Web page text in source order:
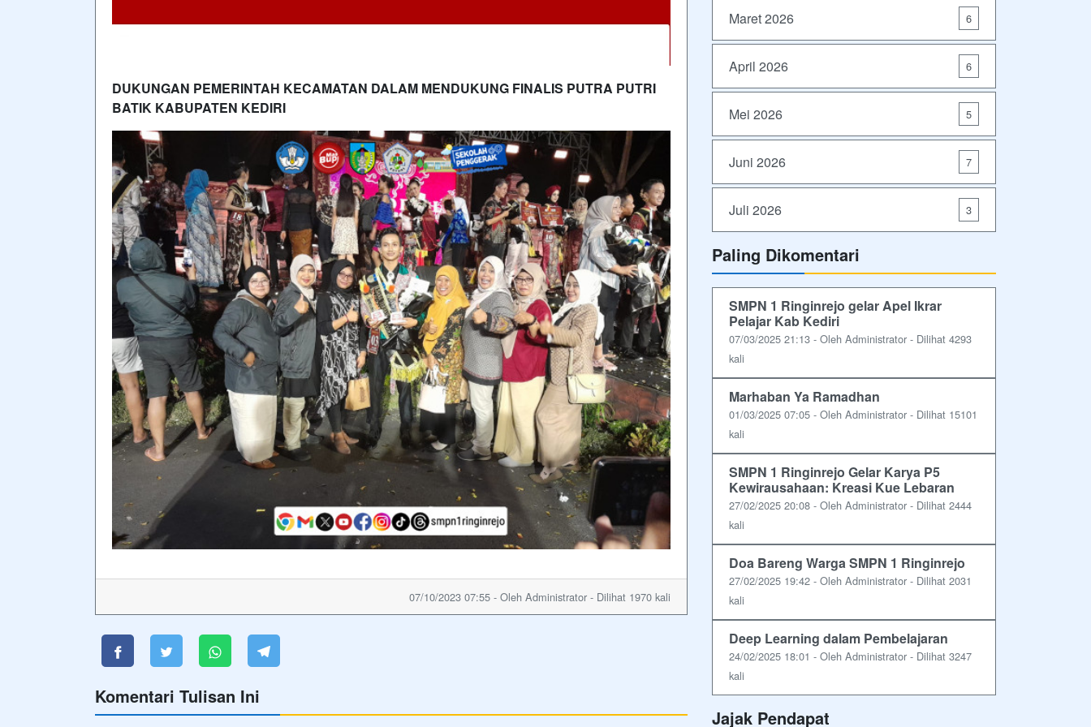
DUKUNGAN PEMERINTAH KECAMATAN DALAM MENDUKUNG FINALIS PUTRA PUTRI
BATIK KABUPATEN KEDIRI
07/10/2023 07:55 - Oleh Administrator - Dilihat 1970 kali
Komentari Tulisan Ini
Maret 2026 6
April 2026 6
Mei 2026 5
Juni 2026 7
Juli 2026 3
Paling Dikomentari
SMPN 1 Ringinrejo gelar Apel Ikrar
Pelajar Kab Kediri
07/03/2025 21:13 - Oleh Administrator - Dilihat 4293
kali
Marhaban Ya Ramadhan
01/03/2025 07:05 - Oleh Administrator - Dilihat 15101
kali
SMPN 1 Ringinrejo Gelar Karya P5
Kewirausahaan: Kreasi Kue Lebaran
27/02/2025 20:08 - Oleh Administrator - Dilihat 2444
kali
Doa Bareng Warga SMPN 1 Ringinrejo
27/02/2025 19:42 - Oleh Administrator - Dilihat 2031
kali
Deep Learning dalam Pembelajaran
24/02/2025 18:01 - Oleh Administrator - Dilihat 3247
kali
Jajak Pendapat